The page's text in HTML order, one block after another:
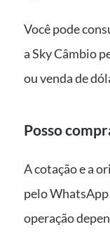
Você pode
a Sky Câmbio
ou venda de
Posso
A cotação e a
pelo WhatsApp
operação